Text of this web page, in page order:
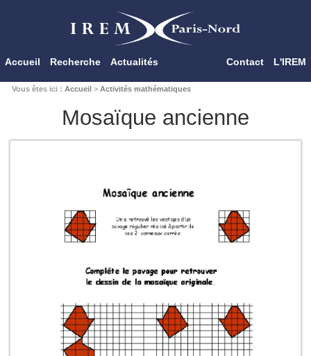
Accueil Recherche Actualités Contact L'IREM
Vous êtes ici : Accueil> Activités mathématiques
Mosaïque ancienne